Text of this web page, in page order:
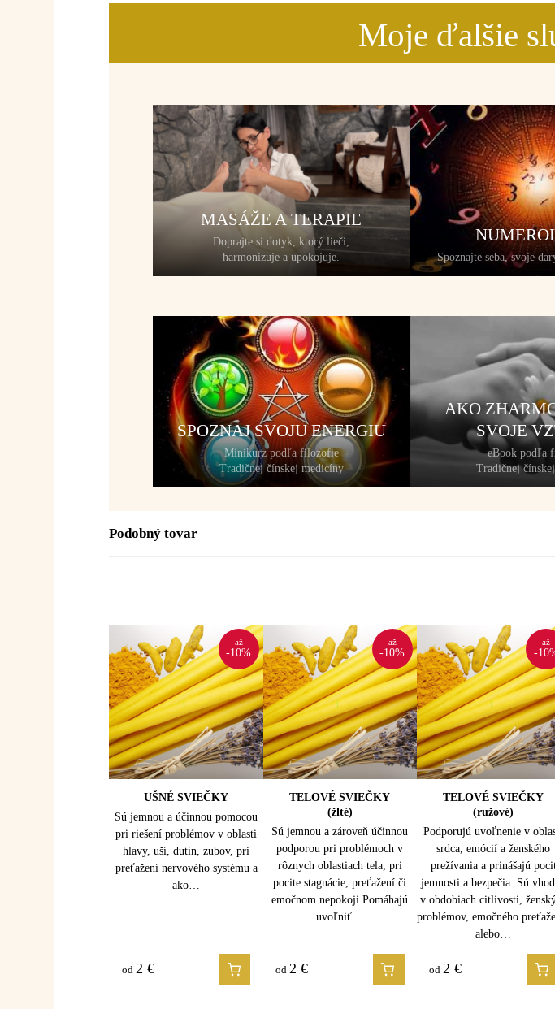
Moje ďalšie
MASÁŽE A TERAPIE
Doprajte si dotyk, ktorý lieči,
harmonizuje a upokojuje.
Spoznajte seba, svoje
SPOZNAJ SVOJU ENERGIU
Minikurz podľa filozofie
Tradičnej čínskej medicíny
AKO
SVOJE
eBook podľa
Tradičnej
Podobný tovar
až
-10%
UŠNÉ SVIEČKY
Sú jemnou a účinnou pomocou
pri riešení problémov v oblasti
hlavy, uší, dutín, zubov, pri
preťažení nervového systému a
ako…
od 2 €
až
-10%
TELOVÉ SVIEČKY
(žlté)
Sú jemnou a zároveň účinnou
podporou pri problémoch v
rôznych oblastiach tela, pri
pocite stagnácie, preťažení či
emočnom nepokoji.Pomáhajú
uvoľniť…
od 2 €
až
-
TELOVÉ SVIEČKY
(ružové)
Podporujú uvoľnenie v
srdca, emócií a ženského
prežívania a prinášajú
jemnosti a bezpečia. Sú
v obdobiach citlivosti,
problémov, emočného
alebo…
od 2 €
TELOVÉ SVIEČKY
(čakrové 02)
Sú určené na cielenú
harmonizáciu jednotlivých čakier
a podporu plynutia energie
20 €
MIDI SVIEČKY
(žlté)
10 kusov
Sú ideálnou voľbou vtedy, keď
klasická telová sviečka pôsobí už
príliš jemne, no maxi sviečka je
ešte viac, než telo…
35 €
MAXI SVIEČKY (žlté)
10 kusov
Poskytujú najhlbšiu
a najintenzívnejšiu podporu,
vhodné pri dlhodobých
hlboko uložených
Vďaka svojej veľkosti
hlbšie a intenzívnejšie. Sú
vhodné pri…
49 €